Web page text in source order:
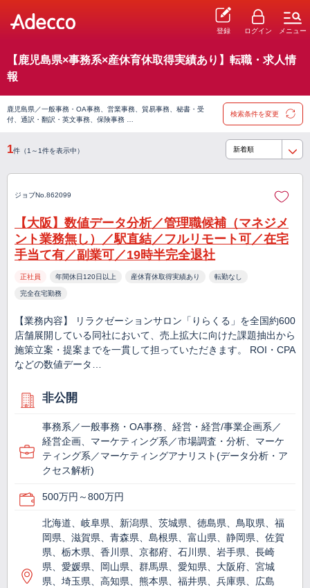
登録 ログイン メニュー
【鹿児島県×事務系×産休育休取得実績あり】転職・求人情
報
鹿児島県／一般事務・OA事務、営業事務、貿易事務、秘書・受
付、通訳・翻訳・英文事務、保険事務 …
検索条件を変更
1件（1～1件を表示中）
ジョブNo.862099
【大阪】数値データ分析／管理職候補（マネジメ
ント業務無し）／駅直結／フルリモート可／在宅
手当て有／副業可／19時半完全退社
正社員 年間休日120日以上 産休育休取得実績あり 転勤なし
完全在宅勤務
【業務内容】 リラクゼーションサロン「りらくる」を全国約600
店舗展開している同社において、売上拡大に向けた課題抽出から
施策立案・提案までを一貫して担っていただきます。 ROI・CPA
などの数値データ…
非公開
事務系／一般事務・OA事務、経営・経営/事業企画系／
経営企画、マーケティング系／市場調査・分析、マーケ
ティング系／マーケティングアナリスト(データ分析・ア
クセス解析)
500万円～800万円
北海道、岐阜県、新潟県、茨城県、徳島県、鳥取県、福
岡県、滋賀県、青森県、島根県、富山県、静岡県、佐賀
県、栃木県、香川県、京都府、石川県、岩手県、長崎
県、愛媛県、岡山県、群馬県、愛知県、大阪府、宮城
県、埼玉県、高知県、熊本県、福井県、兵庫県、広島